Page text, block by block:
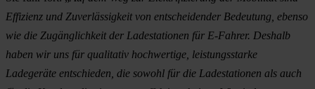
Effizienz und Zuverlässigkeit von entscheidender Bedeutung, ebenso
wie die Zugänglichkeit der Ladestationen für E-Fahrer. Deshalb
haben wir uns für qualitativ hochwertige, leistungsstarke
Ladegeräte entschieden, die sowohl für die Ladestationen als auch